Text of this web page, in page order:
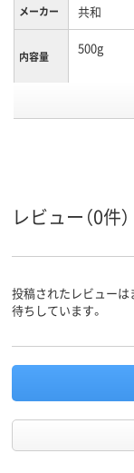
メーカー 共和
内容量 500g
30
レビュー（0件）
投稿されたレビュー
待ちしています。